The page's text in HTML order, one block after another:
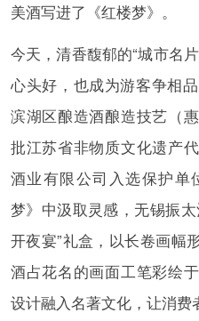
美酒写进了《红楼梦》。
今天，清香馥郁的“城市名
心头好，也成为游客争相
滨湖区酿造酒酿造技艺（
批江苏省非物质文化遗产
酒业有限公司入选保护单
梦》中汲取灵感，无锡振
开夜宴”礼盒，以长卷画幅
酒占花名的画面工笔彩绘
设计融入名著文化，让消费